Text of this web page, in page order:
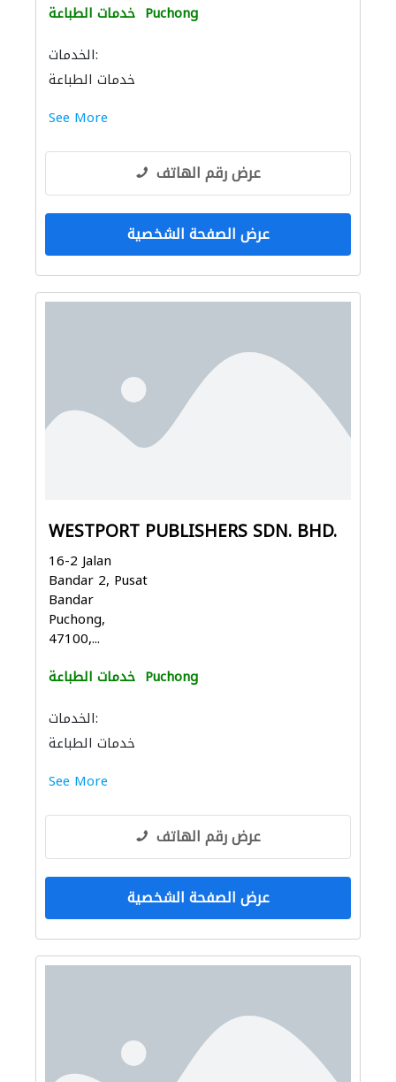
خدمات الطباعة Puchong
الخدمات:
خدمات الطباعة
See More
عرض رقم الهاتف
عرض الصفحة الشخصية
WESTPORT PUBLISHERS SDN. BHD.
16-2 Jalan
Bandar 2, Pusat
Bandar
Puchong,
47100,...
خدمات الطباعة Puchong
الخدمات:
خدمات الطباعة
See More
عرض رقم الهاتف
عرض الصفحة الشخصية